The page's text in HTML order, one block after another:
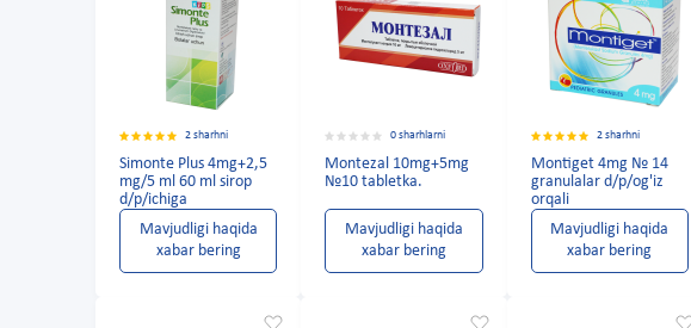
2 sharhni
Simonte Plus 4mg+2,5
mg/5 ml 60 ml sirop
d/p/ichiga
Mavjudligi haqida
xabar bering
0 sharhlarni
Montezal 10mg+5mg
№10 tabletka.
Mavjudligi haqida
xabar bering
2 sharhni
Montiget 4mg № 14
granulalar d/p/og'iz
orqali
Mavjudligi haqida
xabar bering